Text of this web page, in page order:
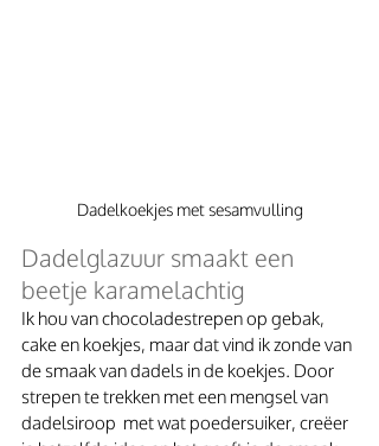
Dadelkoekjes met sesamvulling
Dadelglazuur smaakt een
beetje karamelachtig
Ik hou van chocoladestrepen op gebak,
cake en koekjes, maar dat vind ik zonde van
de smaak van dadels in de koekjes. Door
strepen te trekken met een mengsel van
dadelsiroop  met wat poedersuiker, creëer